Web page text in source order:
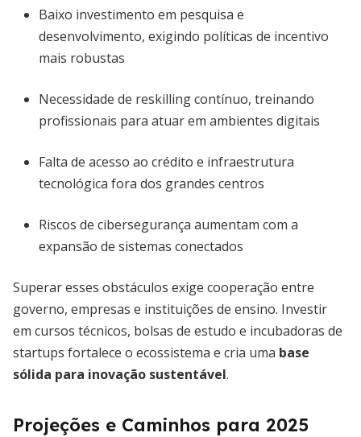
Baixo investimento em pesquisa e
desenvolvimento, exigindo políticas de incentivo
mais robustas
Necessidade de reskilling contínuo, treinando
profissionais para atuar em ambientes digitais
Falta de acesso ao crédito e infraestrutura
tecnológica fora dos grandes centros
Riscos de cibersegurança aumentam com a
expansão de sistemas conectados
Superar esses obstáculos exige cooperação entre
governo, empresas e instituições de ensino. Investir
em cursos técnicos, bolsas de estudo e incubadoras de
startups fortalece o ecossistema e cria uma base
sólida para inovação sustentável.
Projeções e Caminhos para 2025